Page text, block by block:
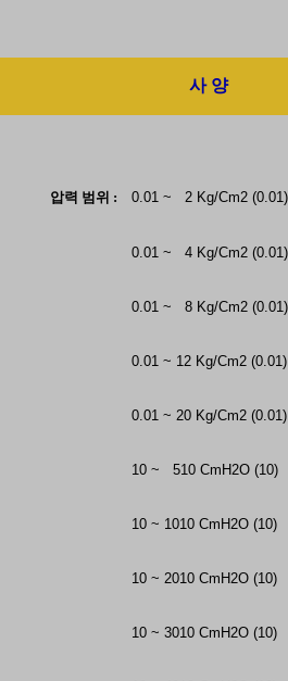
사 양
압력 범위 : 0.01 ~ 2 Kg/Cm2 (0.01)
0.01 ~ 4 Kg/Cm2 (0.01)
0.01 ~ 8 Kg/Cm2 (0.01)
0.01 ~ 12 Kg/Cm2 (0.01)
0.01 ~ 20 Kg/Cm2 (0.01)
10 ~ 510 CmH2O (10)
10 ~ 1010 CmH2O (10)
10 ~ 2010 CmH2O (10)
10 ~ 3010 CmH2O (10)